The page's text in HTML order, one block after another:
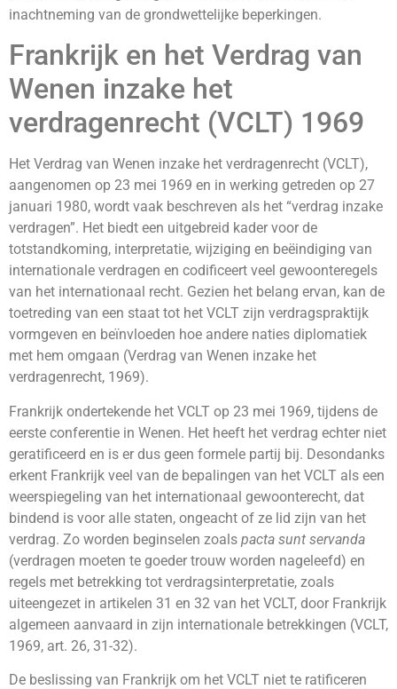
inachtneming van de grondwettelijke beperkingen.
Frankrijk en het Verdrag van
Wenen inzake het
verdragenrecht (VCLT) 1969
Het Verdrag van Wenen inzake het verdragenrecht (VCLT),
aangenomen op 23 mei 1969 en in werking getreden op 27
januari 1980, wordt vaak beschreven als het “verdrag inzake
verdragen”. Het biedt een uitgebreid kader voor de
totstandkoming, interpretatie, wijziging en beëindiging van
internationale verdragen en codificeert veel gewoonteregels
van het internationaal recht. Gezien het belang ervan, kan de
toetreding van een staat tot het VCLT zijn verdragspraktijk
vormgeven en beïnvloeden hoe andere naties diplomatiek
met hem omgaan (Verdrag van Wenen inzake het
verdragenrecht, 1969).
Frankrijk ondertekende het VCLT op 23 mei 1969, tijdens de
eerste conferentie in Wenen. Het heeft het verdrag echter niet
geratificeerd en is er dus geen formele partij bij. Desondanks
erkent Frankrijk veel van de bepalingen van het VCLT als een
weerspiegeling van het internationaal gewoonterecht, dat
bindend is voor alle staten, ongeacht of ze lid zijn van het
verdrag. Zo worden beginselen zoals pacta sunt servanda
(verdragen moeten te goeder trouw worden nageleefd) en
regels met betrekking tot verdragsinterpretatie, zoals
uiteengezet in artikelen 31 en 32 van het VCLT, door Frankrijk
algemeen aanvaard in zijn internationale betrekkingen (VCLT,
1969, art. 26, 31-32).
De beslissing van Frankrijk om het VCLT niet te ratificeren